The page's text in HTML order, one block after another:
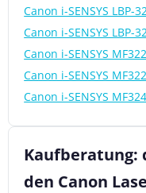
Canon i-SENSYS LBP-
Canon i-SENSYS LBP-
Canon i-SENSYS
Canon i-SENSYS
Canon i-SENSYS
Kaufberatung:
den Canon